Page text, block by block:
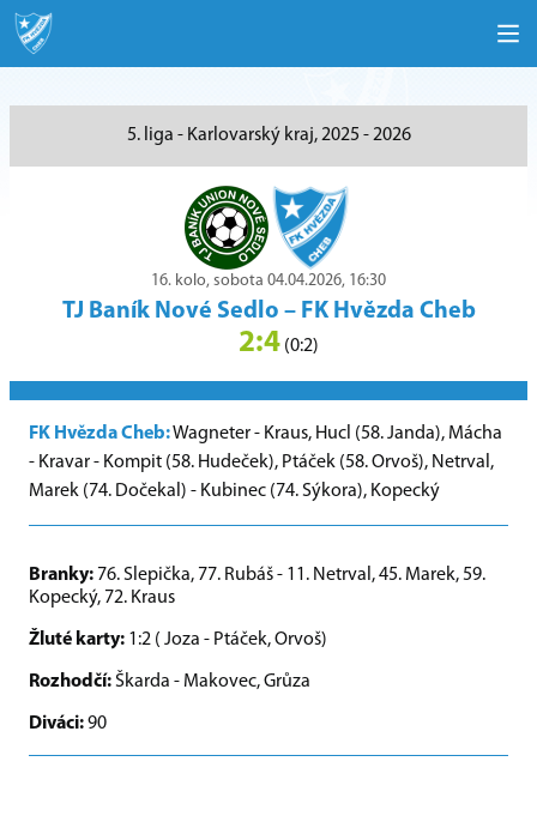
5. liga - Karlovarský kraj, 2025 - 2026
16. kolo, sobota 04.04.2026, 16:30
TJ Baník Nové Sedlo – FK Hvězda Cheb
2:4 (0:2)
FK Hvězda Cheb:Wagneter - Kraus, Hucl (58. Janda), Mácha
- Kravar - Kompit (58. Hudeček), Ptáček (58. Orvoš), Netrval,
Marek (74. Dočekal) - Kubinec (74. Sýkora), Kopecký
Branky: 76. Slepička, 77. Rubáš - 11. Netrval, 45. Marek, 59.
Kopecký, 72. Kraus
Žluté karty: 1:2 ( Joza - Ptáček, Orvoš)
Rozhodčí:Škarda - Makovec, Grůza
Diváci:90